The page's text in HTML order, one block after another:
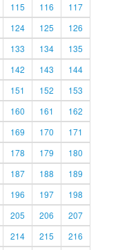
115 116
117
124 125
126
133 134
135
142 143
144
151 152
153
160 161
162
169 170
171
178 179
180
187 188
189
196 197
198
205 206
207
214 215
216